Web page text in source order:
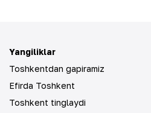
Yangiliklar
Toshkentdan gapiramiz
Efirda Toshkent
Toshkent tinglaydi